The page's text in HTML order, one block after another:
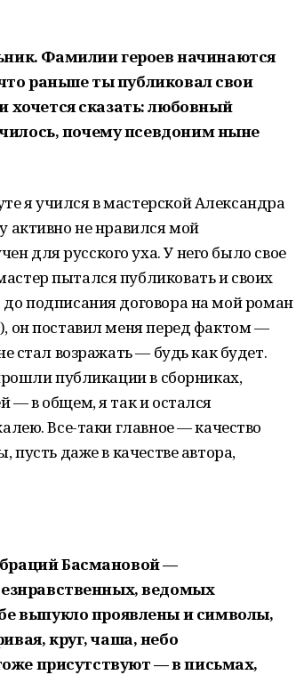
Фамилии героев начинаются
раньше ты публиковал свои
хочется сказать: любовный
почему псевдоним ныне
я учился в мастерской Александра
активно не нравился мой
для русского уха. У него было свое
пытался публиковать и своих
подписания договора на мой роман
он поставил меня перед фактом —
стал возражать — будь как будет.
публикации в сборниках,
— в общем, я так и остался
Все-таки главное — качество
пусть даже в качестве автора,
Басмановой —
ведомых
выпукло проявлены и символы,
круг, чаша, небо
присутствуют — в письмах,